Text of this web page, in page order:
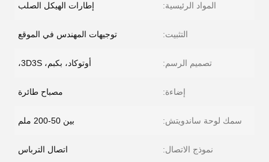
المواد الرئيسية: إطارات الهيكل الصلب
التثبيت: توجيهات المهندس في الموقع
تصميم الرسم: أوتوكاد، بكبم، 3D3S،
إضاءة: مصباح طائرة
سمك لوحة ساندويتش: بين 50-200 ملم
نموذج الاتصال: اتصال الترباس